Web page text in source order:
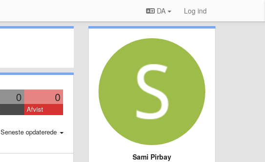
DA Log ind
0 0
Afvist
Seneste opdaterede
Sami Pirbay